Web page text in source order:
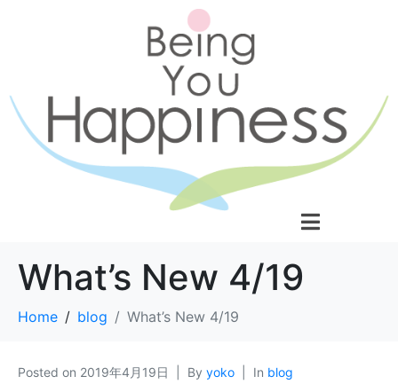
What’s New 4/19
Home blog What’s New 4/19
Posted on 2019年4月19日 By yoko In blog